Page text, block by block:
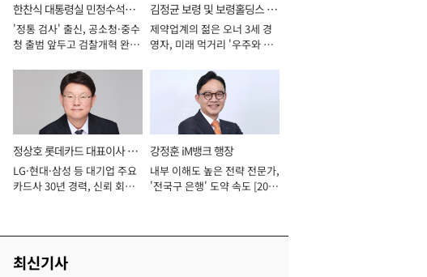
한찬식 대통령실 민정수석비
서관
'정통 검사' 출신, 공소청·중수
청 출범 앞두고 검찰개혁 완수
김정균 보령 및 보령홀딩스 대
표이사 사장
제약업계의 젊은 오너 3세 경
영자, 미래 먹거리 '우주와 헬
정상호 롯데카드 대표이사 사
장
LG·현대·삼성 등 대기업 주요
카드사 30년 경력, 신뢰 회복
강정훈 iM뱅크 행장
내부 이해도 높은 전략 전문가,
'전국구 은행' 도약 속도 [2026
최신기사